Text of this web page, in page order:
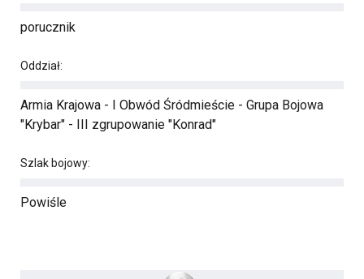
porucznik
Oddział:
Armia Krajowa - I Obwód Śródmieście - Grupa Bojowa
"Krybar" - III zgrupowanie "Konrad"
Szlak bojowy:
Powiśle